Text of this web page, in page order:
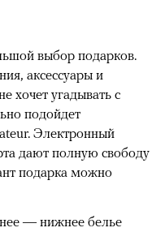
выбор подарков.
аксессуары и
хочет угадывать с
подойдет
Электронный
дают полную свободу
подарка можно
— нижнее белье